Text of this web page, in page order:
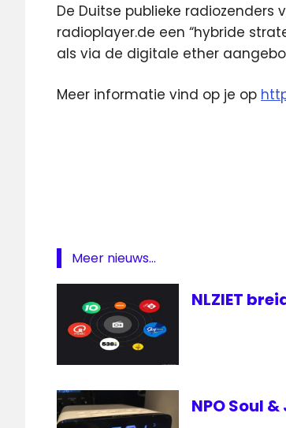
De Duitse publieke
radioplayer.de een “hybride
als via de digitale ether
Meer informatie vind op je op
radiozenders
streams
Meer nieuws...
NLZIET
NPO Soul